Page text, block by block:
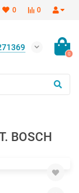
0
0
0
BOSCH